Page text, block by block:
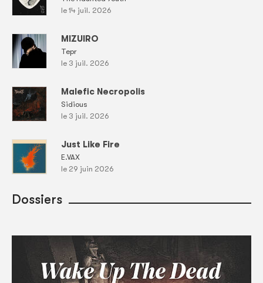
le 14 juil. 2026
MIZUIRO
Tepr
le 3 juil. 2026
Malefic Necropolis
Sidious
le 3 juil. 2026
Just Like Fire
E.VAX
le 29 juin 2026
Dossiers